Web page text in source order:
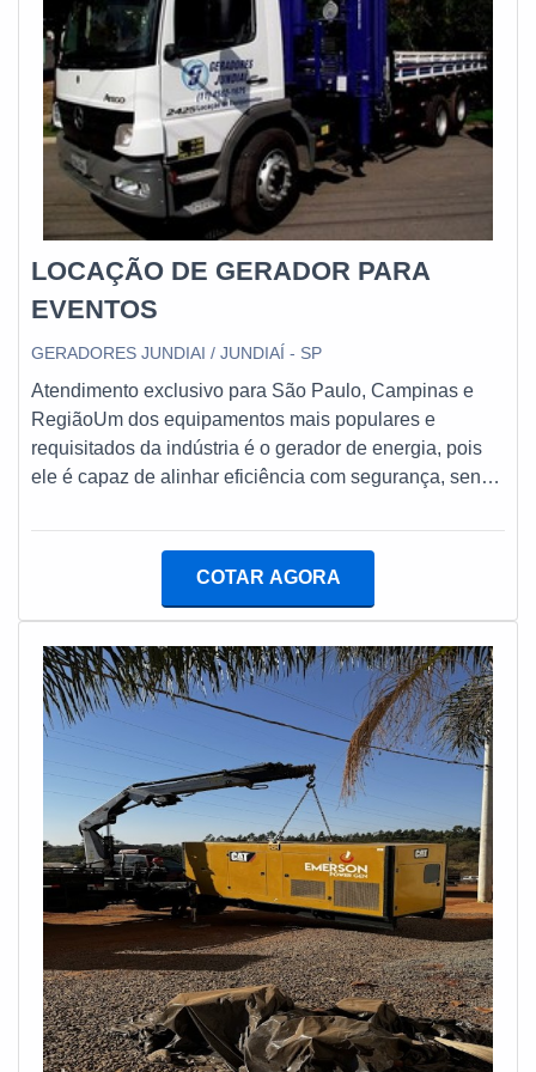
profissionais competentes e em equipamentos
inovadores Kiyoshi Geradores, dessa forma, a empresa
tem feito a diferença no mercado, devido a seriedade e
qualidade que comprova sua essência de trazer o
melhor aos clientes no mercado.
LOCAÇÃO DE GERADOR PARA
EVENTOS
GERADORES JUNDIAI / JUNDIAÍ - SP
Atendimento exclusivo para São Paulo, Campinas e
RegiãoUm dos equipamentos mais populares e
requisitados da indústria é o gerador de energia, pois
ele é capaz de alinhar eficiência com segurança, sendo
elétrica em diversos tipos de eventos.Por ter um alto
diretamente em uma empresa do segmento, para assim
garantir as melhores condições de
equipamento.BENEFÍCIOS DA LOCAÇÃO DE
GERADOR PARA EVENTOSA locação de gerador
para eventos é uma alternativa muito mais interessante
do que a compra desse equipamento em várias
situações; provando-se uma solução mais barata para o
consumidor final e mais vantajosa do que a compra do
equipamento, pois se trata de uma excelente ideia em
termos de custo-benefício.É recomendado fazer a
locação de gerador para eventos, sobretudo, quando
existir a necessidade desse equipamento para a
execução de um evento pontual, ou durante um
determinado período de tempo. Nessa situação a
locação de gerador para eventos é mais interessante,
pois, como não há o desejo de manter o gerador, não
COTAR AGORA